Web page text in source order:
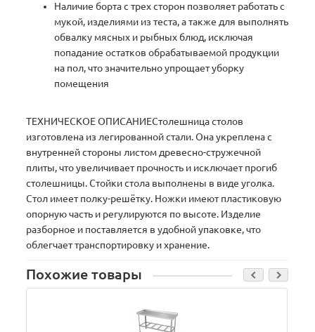
Наличие борта с трех сторон позволяет работать с
мукой, изделиями из теста, а также для выполнять
обвалку мясных и рыбных блюд, исключая
попадание остатков обрабатываемой продукции
на пол, что значительно упрощает уборку
помещения
ТЕХНИЧЕСКОЕ ОПИСАНИЕСтолешница столов
изготовлена из легированной стали. Она укреплена с
внутренней стороны листом древесно-стружечной
плиты, что увеличивает прочность и исключает прогиб
столешницы. Стойки стола выполнены в виде уголка.
Стол имеет полку-решётку. Ножки имеют пластиковую
опорную часть и регулируются по высоте. Изделие
разборное и поставляется в удобной упаковке, что
облегчает транспортировку и хранение.
Похожие товары